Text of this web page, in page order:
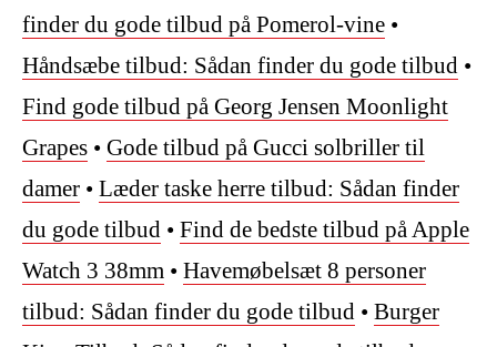
finder du gode tilbud på Pomerol-vine •
Håndsæbe tilbud: Sådan finder du gode tilbud •
Find gode tilbud på Georg Jensen Moonlight
Grapes • Gode tilbud på Gucci solbriller til
damer • Læder taske herre tilbud: Sådan finder
du gode tilbud • Find de bedste tilbud på Apple
Watch 3 38mm • Havemøbelsæt 8 personer
tilbud: Sådan finder du gode tilbud • Burger